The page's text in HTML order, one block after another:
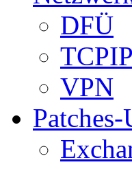
DFÜ
TCPIP
VPN